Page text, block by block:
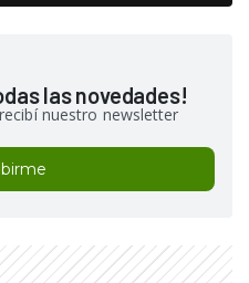
las novedades!
nuestro newsletter